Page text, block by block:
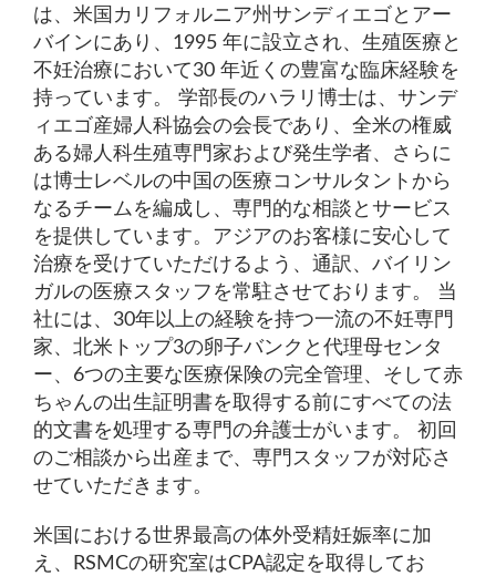
は、米国カリフォルニア州サンディエゴとアー
バインにあり、1995 年に設立され、生殖医療と
不妊治療において30 年近くの豊富な臨床経験を
持っています。 学部長のハラリ博士は、サンデ
ィエゴ産婦人科協会の会長であり、全米の権威
ある婦人科生殖専門家および発生学者、さらに
は博士レベルの中国の医療コンサルタントから
なるチームを編成し、専門的な相談とサービス
を提供しています。アジアのお客様に安心して
治療を受けていただけるよう、通訳、バイリン
ガルの医療スタッフを常駐させております。 当
社には、30年以上の経験を持つ一流の不妊専門
家、北米トップ3の卵子バンクと代理母センタ
ー、6つの主要な医療保険の完全管理、そして赤
ちゃんの出生証明書を取得する前にすべての法
的文書を処理する専門の弁護士がいます。 初回
のご相談から出産まで、専門スタッフが対応さ
せていただきます。
米国における世界最高の体外受精妊娠率に加
え、RSMCの研究室はCPA認定を取得してお